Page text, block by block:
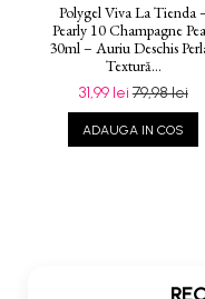
Polygel Viva La Tienda
Pearly 10 Champagne
30ml – Auriu Deschis
Textură...
31,99 lei79,98 lei
ADAUGA IN COS